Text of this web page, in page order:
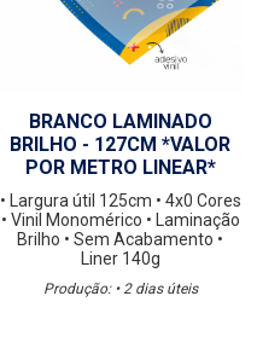
BRANCO LAMINADO
BRILHO - 127CM *VALOR
POR METRO LINEAR*
• Largura útil 125cm • 4x0 Cores
• Vinil Monomérico • Laminação
Brilho • Sem Acabamento •
Liner 140g
Produção: • 2 dias úteis